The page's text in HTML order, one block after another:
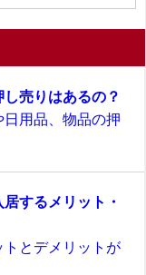
売りはあるの？
用品、物品の押
するメリット・
とデメリットが